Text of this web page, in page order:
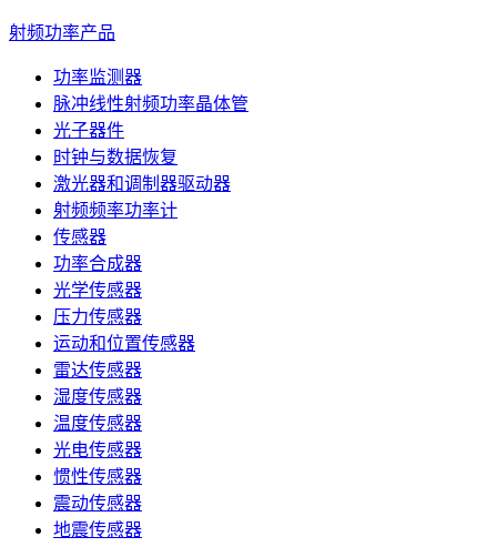
射频功率产品
功率监测器
脉冲线性射频功率晶体管
光子器件
时钟与数据恢复
激光器和调制器驱动器
射频频率功率计
传感器
功率合成器
光学传感器
压力传感器
运动和位置传感器
雷达传感器
湿度传感器
温度传感器
光电传感器
惯性传感器
震动传感器
地震传感器